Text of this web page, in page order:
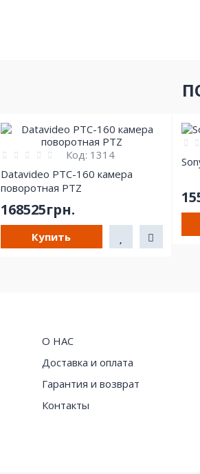
Код: 1314
Datavideo PTC-160 камера
поворотная PTZ
168525грн.
Купить
О НАС
Доставка и оплата
Гарантия и возврат
Контакты